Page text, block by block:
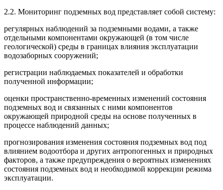
2.2. Мониторинг подземных вод представляет собой систему:
регулярных наблюдений за подземными водами, а также
отдельными компонентами окружающей (в том числе
геологической) среды в границах влияния эксплуатации
водозаборных сооружений;
регистрации наблюдаемых показателей и обработки
полученной информации;
оценки пространственно-временных изменений состояния
подземных вод и связанных с ними компонентов
окружающей природной среды на основе полученных в
процессе наблюдений данных;
прогнозирования изменения состояния подземных вод под
влиянием водоотбора и других антропогенных и природных
факторов, а также предупреждения о вероятных изменениях
состояния подземных вод и необходимой коррекции режима
эксплуатации.